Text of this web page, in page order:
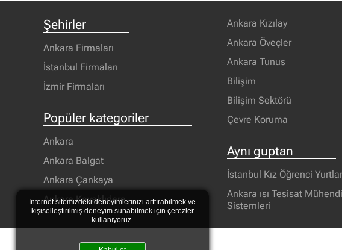
Şehirler
Ankara Firmaları
İstanbul Firmaları
İzmir Firmaları
Popüler kategoriler
Ankara
Ankara Balgat
Ankara Çankaya
Ankara Kavaklıdere
Ankara Kızılay
Ankara Öveçler
Ankara Tunus
Bilişim
Bilişim Sektörü
Çevre Koruma
Aynı guptan
İstanbul Kız Öğrenci
Ankara ısı Tesisat
Sistemleri
İnternet sitemizdeki deneyimlerinizi arttırabilmek ve
kişiselleştirilmiş deneyim sunabilmek için çerezler
kullanıyoruz.